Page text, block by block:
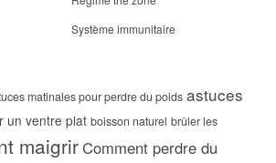
Système immunitaire
matinales pour perdre du poids astuces
un ventre plat boisson naturel brûler les
maigrirComment perdre du